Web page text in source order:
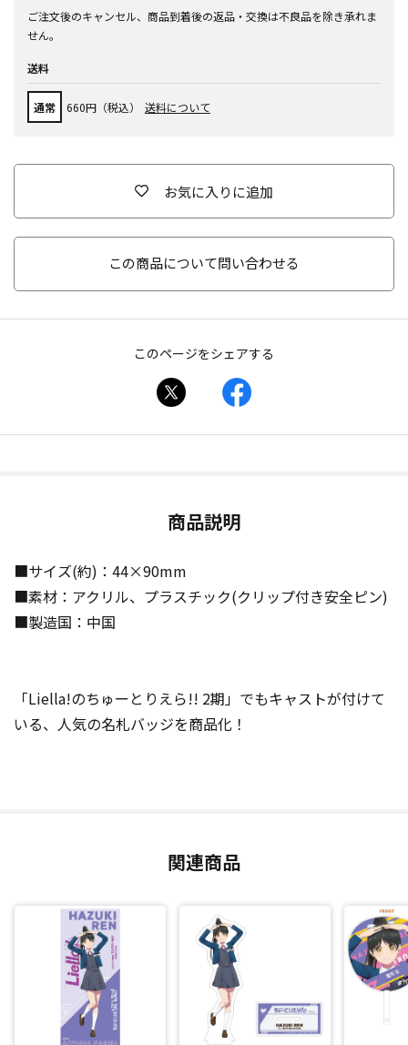
ご注文後のキャンセル、商品到着後の返品・交換は不良品を除き承れま
せん。
送料
通常 660円（税込） 送料について
お気に入りに追加
この商品について問い合わせる
このページをシェアする
商品説明
■サイズ(約)：44×90mm
■素材：アクリル、プラスチック(クリップ付き安全ピン)
■製造国：中国
「Liella!のちゅーとりえら!! 2期」でもキャストが付けて
いる、人気の名札バッジを商品化！
関連商品